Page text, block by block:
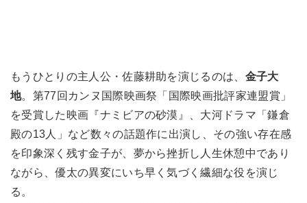
もうひとりの主人公・佐藤耕助を演じるのは、 金子大
地。第77回カンヌ国際映画祭「国際映画批評家連盟賞」
を受賞した映画『ナミビアの砂漠』、大河ドラマ「鎌倉
殿の13人」など数々の話題作に出演し、その強い存在感
を印象深く残す金子が、夢から挫折し人生休憩中であり
ながら、優太の異変にいち早く気づく繊細な役を演じ
る。